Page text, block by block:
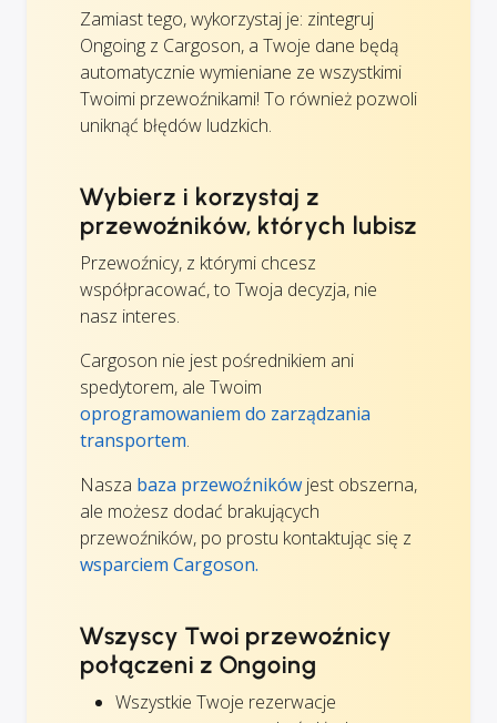
Zamiast tego, wykorzystaj je: zintegruj
Ongoing z Cargoson, a Twoje dane będą
automatycznie wymieniane ze wszystkimi
Twoimi przewoźnikami! To również pozwoli
uniknąć błędów ludzkich.
Wybierz i korzystaj z
przewoźników, których lubisz
Przewoźnicy, z którymi chcesz
współpracować, to Twoja decyzja, nie
nasz interes.
Cargoson nie jest pośrednikiem ani
spedytorem, ale Twoim
oprogramowaniem do zarządzania
transportem.
Nasza baza przewoźników jest obszerna,
ale możesz dodać brakujących
przewoźników, po prostu kontaktując się z
wsparciem Cargoson.
Wszyscy Twoi przewoźnicy
połączeni z Ongoing
Wszystkie Twoje rezerwacje